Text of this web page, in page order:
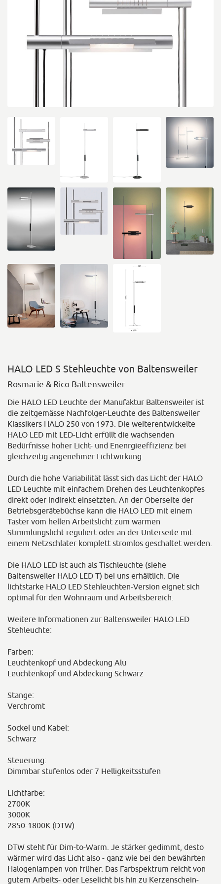
HALO LED S Stehleuchte von Baltensweiler
Rosmarie & Rico Baltensweiler
Die HALO LED Leuchte der Manufaktur Baltensweiler ist
die zeitgemässe Nachfolger-Leuchte des Baltensweiler
Klassikers HALO 250 von 1973. Die weiterentwickelte
HALO LED mit LED-Licht erfüllt die wachsenden
Bedürfnisse hoher Licht- und Enenrgieeffizienz bei
gleichzeitig angenehmer Lichtwirkung.
Durch die hohe Variabilität lässt sich das Licht der HALO
LED Leuchte mit einfachem Drehen des Leuchtenkopfes
direkt oder indirekt einsetzten. An der Oberseite der
Betriebsgerätebüchse kann die HALO LED mit einem
Taster vom hellen Arbeitslicht zum warmen
Stimmlungslicht reguliert oder an der Unterseite mit
einem Netzschlater komplett stromlos geschaltet werden.
Die HALO LED ist auch als Tischleuchte (siehe
Baltensweiler HALO LED T) bei uns erhältlich. Die
lichtstarke HALO LED Stehleuchten-Version eignet sich
optimal für den Wohnraum und Arbeitsbereich.
Weitere Informationen zur Baltensweiler HALO LED
Stehleuchte:
Farben:
Leuchtenkopf und Abdeckung Alu
Leuchtenkopf und Abdeckung Schwarz
Stange:
Verchromt
Sockel und Kabel:
Schwarz
Steuerung:
Dimmbar stufenlos oder 7 Helligkeitsstufen
Lichtfarbe:
2700K
3000K
2850-1800K (DTW)
DTW steht für Dim-to-Warm. Je stärker gedimmt, desto
wärmer wird das Licht also - ganz wie bei den bewährten
Halogenlampen von früher. Das Farbspektrum reicht von
gutem Arbeits- oder Leselicht bis hin zu Kerzenschein-